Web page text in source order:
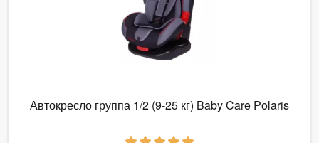
Автокресло группа 1/2 (9-25 кг) Baby Care Polaris